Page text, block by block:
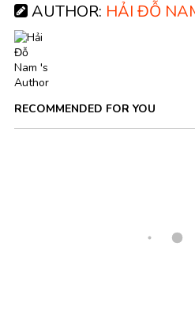
AUTHOR: HẢI ĐỖ
RECOMMENDED FOR YOU